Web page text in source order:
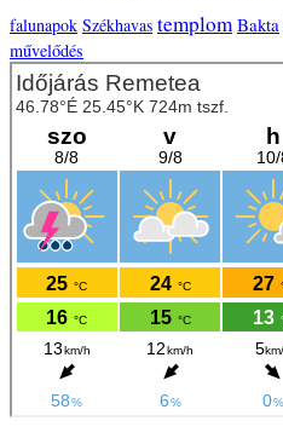
falunapok Székhavas templom Bakta
művelődés